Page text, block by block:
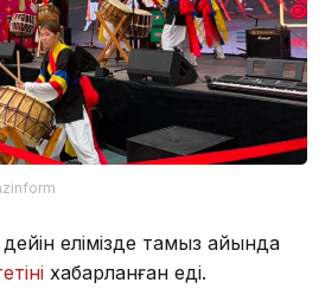
елімізде тамыз айында
хабарланған еді.